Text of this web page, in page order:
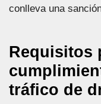
conlleva una
Requisitos
tráfico de